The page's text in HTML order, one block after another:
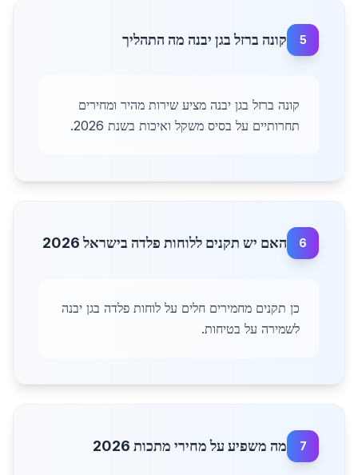
5 קונה ברזל בגן יבנה מה התהליך
קונה ברזל בגן יבנה מציע שירות מהיר ומחירים
תחרותיים על בסיס משקל ואיכות בשנת 2026.
6 האם יש תקנים ללוחות פלדה בישראל 2026
כן תקנים מחמירים חלים על לוחות פלדה בגן יבנה
לשמירה על בטיחות.
7 מה משפיע על מחירי מתכות 2026